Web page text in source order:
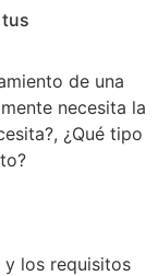
de una
necesita la
¿Qué tipo
y los requisitos